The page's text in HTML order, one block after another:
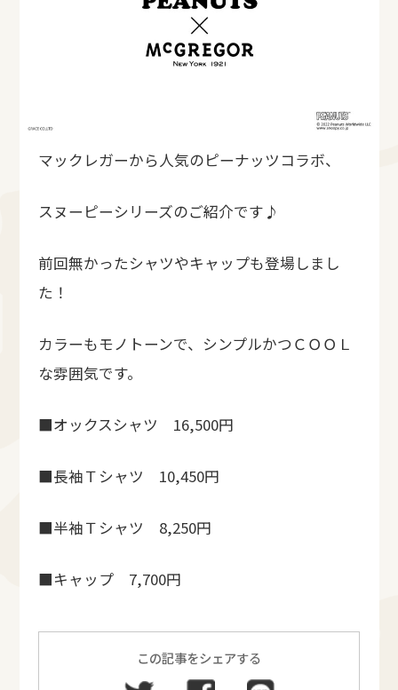
マックレガーから人気のピーナッツコラボ、
スヌーピーシリーズのご紹介です♪
前回無かったシャツやキャップも登場しまし
た！
カラーもモノトーンで、シンプルかつＣＯＯＬ
な雰囲気です。
■オックスシャツ 16,500円
■長袖Ｔシャツ 10,450円
■半袖Ｔシャツ 8,250円
■キャップ 7,700円
この記事をシェアする